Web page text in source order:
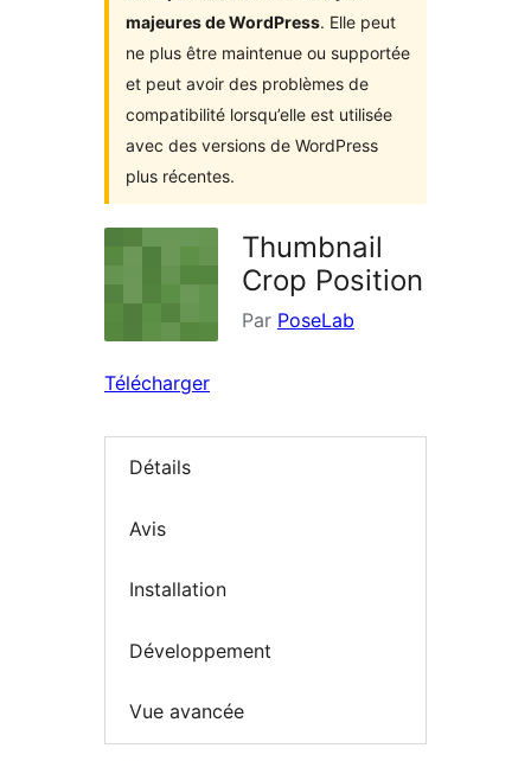
majeures de WordPress. Elle peut
ne plus être maintenue ou supportée
et peut avoir des problèmes de
compatibilité lorsqu’elle est utilisée
avec des versions de WordPress
plus récentes.
Thumbnail
Crop Position
Par PoseLab
Télécharger
Détails
Avis
Installation
Développement
Vue avancée